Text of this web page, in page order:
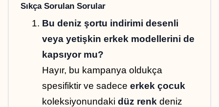
Sıkça Sorulan Sorular
Bu deniz şortu indirimi desenli
veya yetişkin erkek modellerini de
kapsıyor mu?
Hayır, bu kampanya oldukça
spesifiktir ve sadece erkek çocuk
koleksiyonundaki düz renk deniz